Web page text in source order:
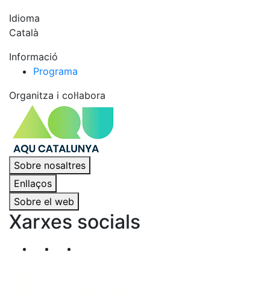
Idioma
Català
Informació
Programa
Organitza i col·labora
Sobre nosaltres
Enllaços
Sobre el web
Xarxes socials
Segueix-nos al nostre canal de Twitter